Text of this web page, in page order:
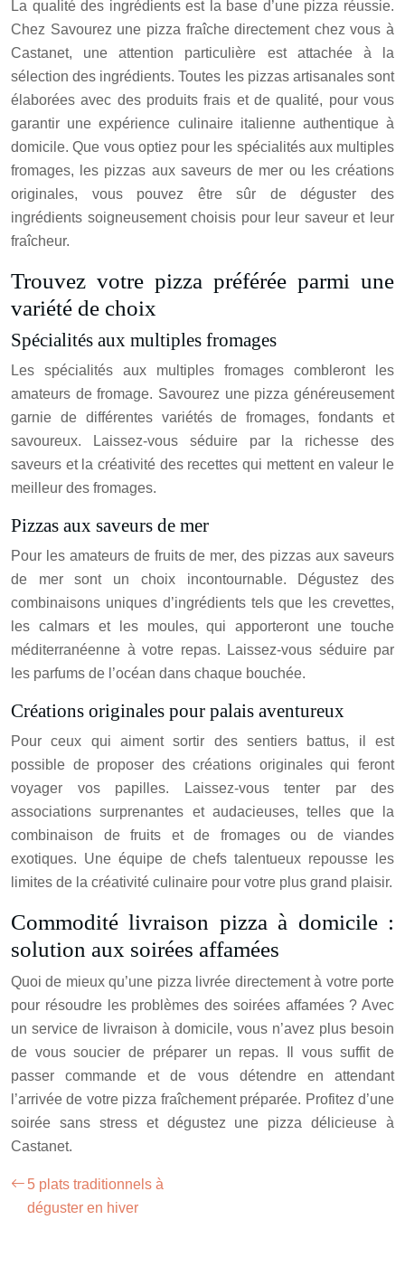
La qualité des ingrédients est la base d’une pizza réussie.
Chez Savourez une pizza fraîche directement chez vous à
Castanet, une attention particulière est attachée à la
sélection des ingrédients. Toutes les pizzas artisanales sont
élaborées avec des produits frais et de qualité, pour vous
garantir une expérience culinaire italienne authentique à
domicile. Que vous optiez pour les spécialités aux multiples
fromages, les pizzas aux saveurs de mer ou les créations
originales, vous pouvez être sûr de déguster des
ingrédients soigneusement choisis pour leur saveur et leur
fraîcheur.
Trouvez votre pizza préférée parmi une
variété de choix
Spécialités aux multiples fromages
Les spécialités aux multiples fromages combleront les
amateurs de fromage. Savourez une pizza généreusement
garnie de différentes variétés de fromages, fondants et
savoureux. Laissez-vous séduire par la richesse des
saveurs et la créativité des recettes qui mettent en valeur le
meilleur des fromages.
Pizzas aux saveurs de mer
Pour les amateurs de fruits de mer, des pizzas aux saveurs
de mer sont un choix incontournable. Dégustez des
combinaisons uniques d’ingrédients tels que les crevettes,
les calmars et les moules, qui apporteront une touche
méditerranéenne à votre repas. Laissez-vous séduire par
les parfums de l’océan dans chaque bouchée.
Créations originales pour palais aventureux
Pour ceux qui aiment sortir des sentiers battus, il est
possible de proposer des créations originales qui feront
voyager vos papilles. Laissez-vous tenter par des
associations surprenantes et audacieuses, telles que la
combinaison de fruits et de fromages ou de viandes
exotiques. Une équipe de chefs talentueux repousse les
limites de la créativité culinaire pour votre plus grand plaisir.
Commodité livraison pizza à domicile :
solution aux soirées affamées
Quoi de mieux qu’une pizza livrée directement à votre porte
pour résoudre les problèmes des soirées affamées ? Avec
un service de livraison à domicile, vous n’avez plus besoin
de vous soucier de préparer un repas. Il vous suffit de
passer commande et de vous détendre en attendant
l’arrivée de votre pizza fraîchement préparée. Profitez d’une
soirée sans stress et dégustez une pizza délicieuse à
Castanet.
5 plats traditionnels à
déguster en hiver